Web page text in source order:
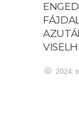
2024.